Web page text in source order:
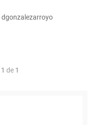
dgonzalezarroyo
1 de 1